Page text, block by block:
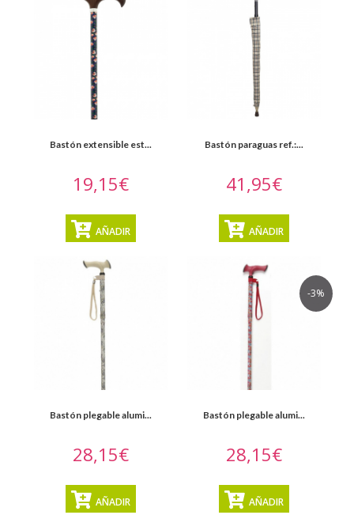
Bastón extensible est...
19,15€
AÑADIR
Bastón paraguas ref.:...
41,95€
AÑADIR
Bastón plegable alumi...
28,15€
AÑADIR
-3%
Bastón plegable alumi...
28,15€
AÑADIR